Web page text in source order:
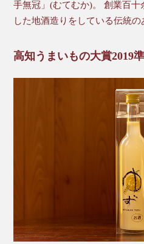
手無冠」(むてむか)。 創業百
した地酒造りをしている伝統の
高知うまいもの大賞2019